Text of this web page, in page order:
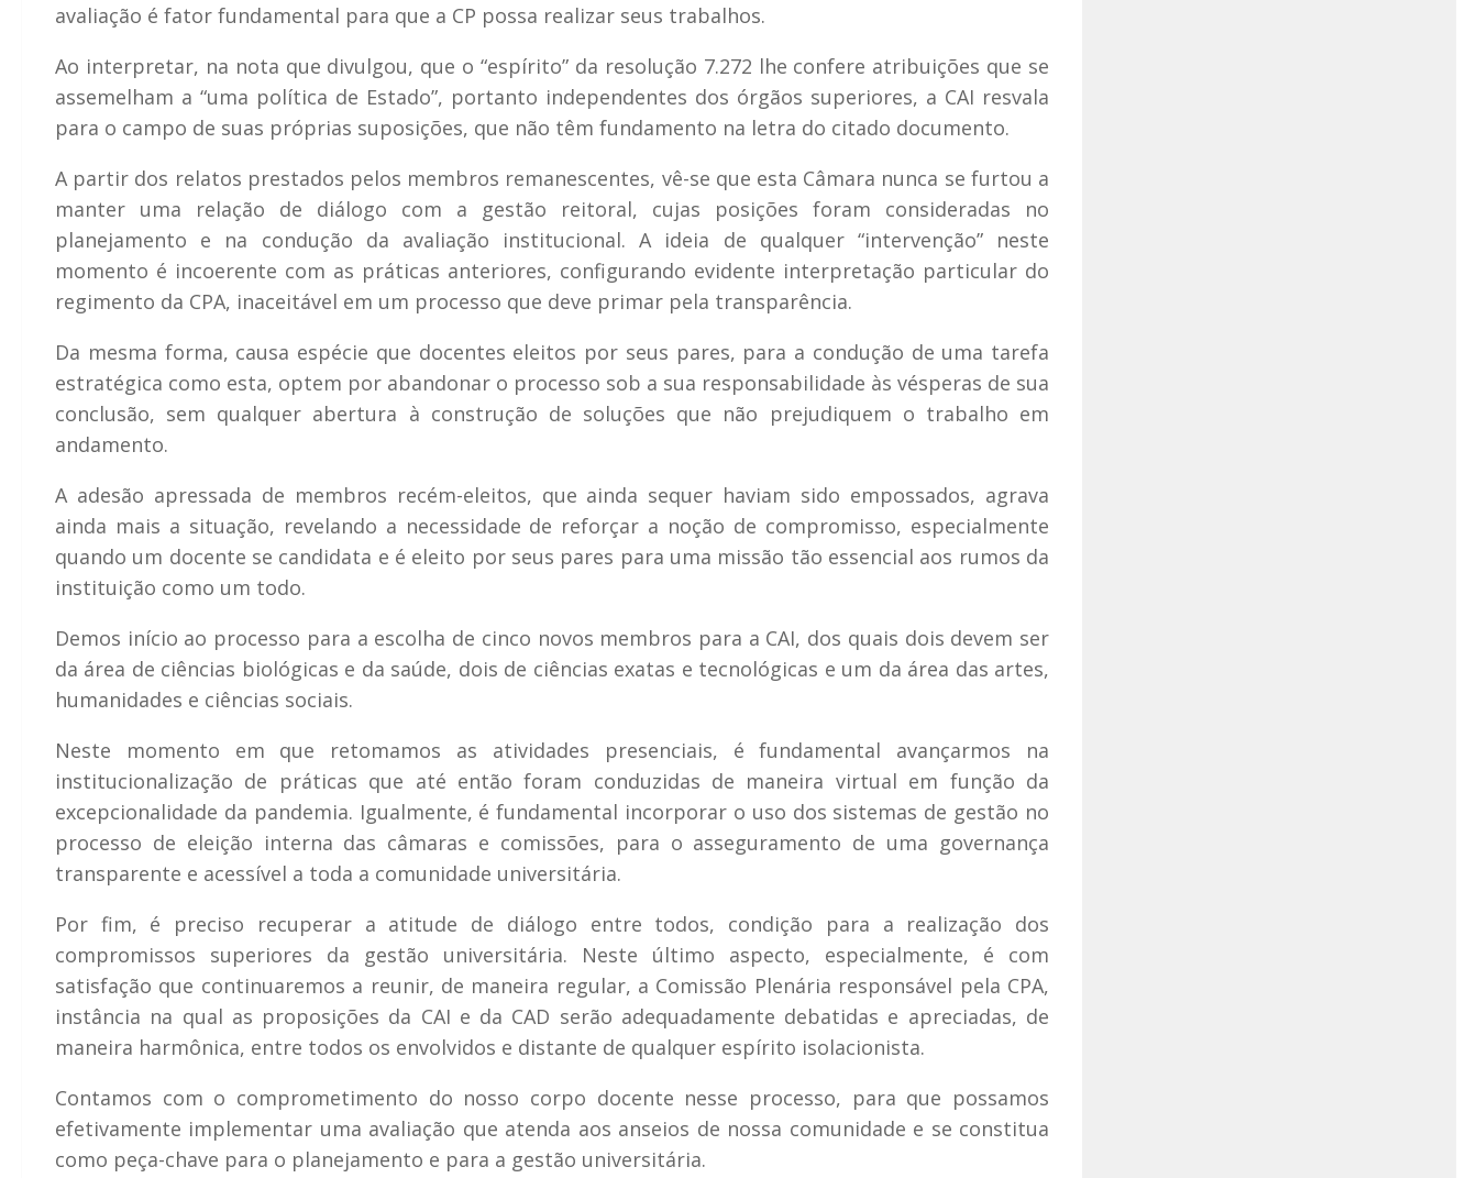
avaliação é fator fundamental para que a CP possa realizar seus trabalhos.
Ao interpretar, na nota que divulgou, que o “espírito” da resolução 7.272 lhe confere atribuições que se
assemelham a “uma política de Estado”, portanto independentes dos órgãos superiores, a CAI resvala
para o campo de suas próprias suposições, que não têm fundamento na letra do citado documento.
A partir dos relatos prestados pelos membros remanescentes, vê-se que esta Câmara nunca se furtou a
manter uma relação de diálogo com a gestão reitoral, cujas posições foram consideradas no
planejamento e na condução da avaliação institucional. A ideia de qualquer “intervenção” neste
momento é incoerente com as práticas anteriores, configurando evidente interpretação particular do
regimento da CPA, inaceitável em um processo que deve primar pela transparência.
Da mesma forma, causa espécie que docentes eleitos por seus pares, para a condução de uma tarefa
estratégica como esta, optem por abandonar o processo sob a sua responsabilidade às vésperas de sua
conclusão, sem qualquer abertura à construção de soluções que não prejudiquem o trabalho em
andamento.
A adesão apressada de membros recém-eleitos, que ainda sequer haviam sido empossados, agrava
ainda mais a situação, revelando a necessidade de reforçar a noção de compromisso, especialmente
quando um docente se candidata e é eleito por seus pares para uma missão tão essencial aos rumos da
instituição como um todo.
Demos início ao processo para a escolha de cinco novos membros para a CAI, dos quais dois devem ser
da área de ciências biológicas e da saúde, dois de ciências exatas e tecnológicas e um da área das artes,
humanidades e ciências sociais.
Neste momento em que retomamos as atividades presenciais, é fundamental avançarmos na
institucionalização de práticas que até então foram conduzidas de maneira virtual em função da
excepcionalidade da pandemia. Igualmente, é fundamental incorporar o uso dos sistemas de gestão no
processo de eleição interna das câmaras e comissões, para o asseguramento de uma governança
transparente e acessível a toda a comunidade universitária.
Por fim, é preciso recuperar a atitude de diálogo entre todos, condição para a realização dos
compromissos superiores da gestão universitária. Neste último aspecto, especialmente, é com
satisfação que continuaremos a reunir, de maneira regular, a Comissão Plenária responsável pela CPA,
instância na qual as proposições da CAI e da CAD serão adequadamente debatidas e apreciadas, de
maneira harmônica, entre todos os envolvidos e distante de qualquer espírito isolacionista.
Contamos com o comprometimento do nosso corpo docente nesse processo, para que possamos
efetivamente implementar uma avaliação que atenda aos anseios de nossa comunidade e se constitua
como peça-chave para o planejamento e para a gestão universitária.